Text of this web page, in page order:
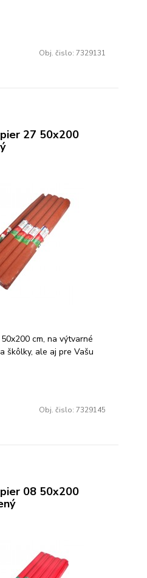
Obj. čislo: 7329131
27 50x200
cm, na výtvarné
škôlky, ale aj pre Vašu
Obj. čislo: 7329145
08 50x200